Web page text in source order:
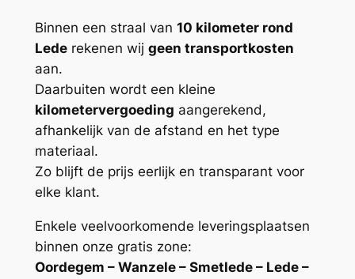
Binnen een straal van 10 kilometer rond
Lederekenen wij geen transportkosten
aan.
Daarbuiten wordt een kleine
kilometervergoeding aangerekend,
afhankelijk van de afstand en het type
materiaal.
Zo blijft de prijs eerlijk en transparant voor
elke klant.
Enkele veelvoorkomende leveringsplaatsen
binnen onze gratis zone:
Oordegem – Wanzele – Smetlede – Lede –